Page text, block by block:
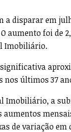
a disparar em
aumento foi de
Imobiliário.
últimos 37
Imobiliário, a
de variação em